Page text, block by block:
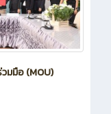
มมือ (MOU)